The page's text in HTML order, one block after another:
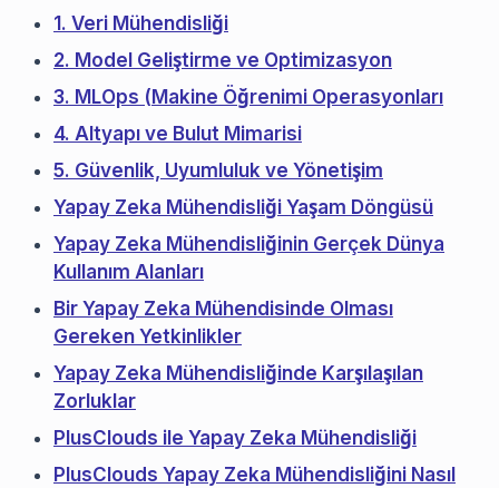
1. Veri Mühendisliği
2. Model Geliştirme ve Optimizasyon
3. MLOps (Makine Öğrenimi Operasyonları
4. Altyapı ve Bulut Mimarisi
5. Güvenlik, Uyumluluk ve Yönetişim
Yapay Zeka Mühendisliği Yaşam Döngüsü
Yapay Zeka Mühendisliğinin Gerçek Dünya
Kullanım Alanları
Bir Yapay Zeka Mühendisinde Olması
Gereken Yetkinlikler
Yapay Zeka Mühendisliğinde Karşılaşılan
Zorluklar
PlusClouds ile Yapay Zeka Mühendisliği
PlusClouds Yapay Zeka Mühendisliğini Nasıl